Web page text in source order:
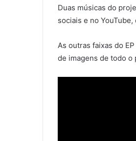
Duas músicas do
sociais e no
As outras faixas do
de imagens de todo o